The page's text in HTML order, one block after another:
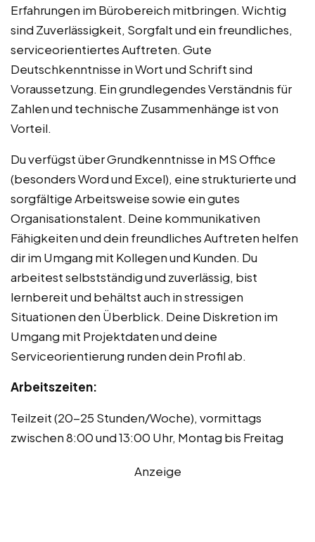
Erfahrungen im Bürobereich mitbringen. Wichtig
sind Zuverlässigkeit, Sorgfalt und ein freundliches,
serviceorientiertes Auftreten. Gute
Deutschkenntnisse in Wort und Schrift sind
Voraussetzung. Ein grundlegendes Verständnis für
Zahlen und technische Zusammenhänge ist von
Vorteil.
Du verfügst über Grundkenntnisse in MS Office
(besonders Word und Excel), eine strukturierte und
sorgfältige Arbeitsweise sowie ein gutes
Organisationstalent. Deine kommunikativen
Fähigkeiten und dein freundliches Auftreten helfen
dir im Umgang mit Kollegen und Kunden. Du
arbeitest selbstständig und zuverlässig, bist
lernbereit und behältst auch in stressigen
Situationen den Überblick. Deine Diskretion im
Umgang mit Projektdaten und deine
Serviceorientierung runden dein Profil ab.
Arbeitszeiten:
Teilzeit (20-25 Stunden/Woche), vormittags
zwischen 8:00 und 13:00 Uhr, Montag bis Freitag
Anzeige